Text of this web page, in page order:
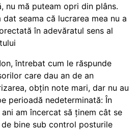
nu mă puteam opri din plâns.
dat seama că lucrarea mea nu a
în adevăratul sens al
întrebat cum le răspunde
care dau an de an
obțin note mari, dar nu au
perioadă nedeterminată: În
am încercat să ținem cât se
bine sub control posturile